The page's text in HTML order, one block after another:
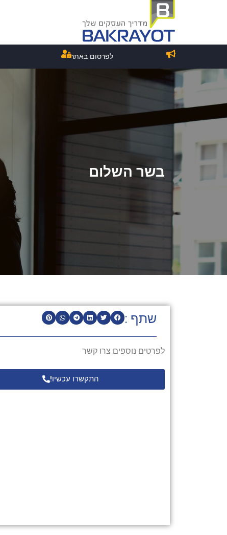
לפרסום באתר
בשר השלום
שתף :
לפרטים נוספים צרו קשר
התקשרו עכשיו!